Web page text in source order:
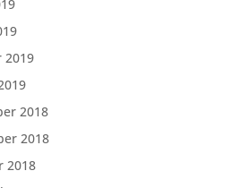
2019
2018
2018
2018